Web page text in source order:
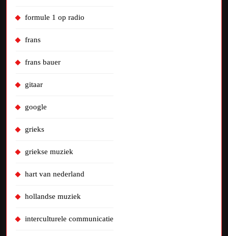
formule 1 op radio
frans
frans bauer
gitaar
google
grieks
griekse muziek
hart van nederland
hollandse muziek
interculturele communicatie